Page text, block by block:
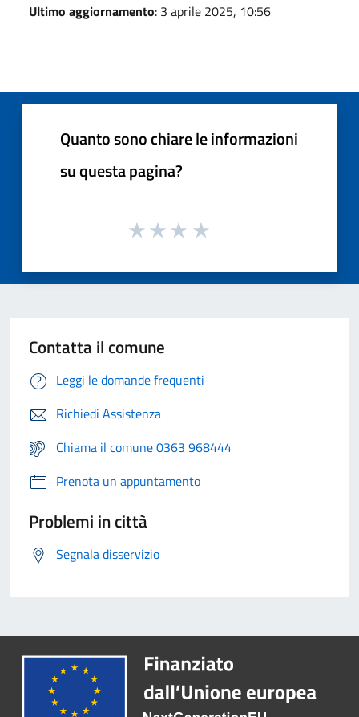
Ultimo aggiornamento: 3 aprile 2025, 10:56
Quanto sono chiare le informazioni
su questa pagina?
Contatta il comune
Leggi le domande frequenti
Richiedi Assistenza
Chiama il comune 0363 968444
Prenota un appuntamento
Problemi in città
Segnala disservizio